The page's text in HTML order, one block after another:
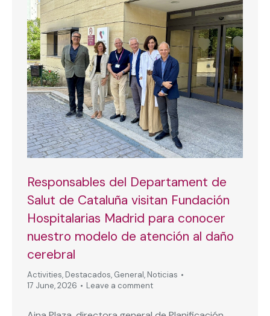
Responsables del Departament de
Salut de Cataluña visitan Fundación
Hospitalarias Madrid para conocer
nuestro modelo de atención al daño
cerebral
Activities, Destacados, General, Noticias
17 June, 2026
Leave a comment